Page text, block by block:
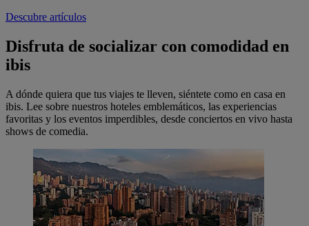
Descubre artículos
Disfruta de socializar con comodidad en
ibis
A dónde quiera que tus viajes te lleven, siéntete como en casa en
ibis. Lee sobre nuestros hoteles emblemáticos, las experiencias
favoritas y los eventos imperdibles, desde conciertos en vivo hasta
shows de comedia.